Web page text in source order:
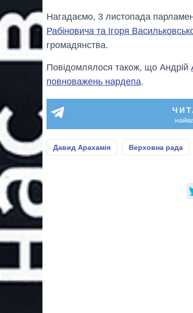
Нагадаємо, 3 листопада
Рабіновича та Ігоря
громадянства.
Повідомлялося також, що Андрій
повноважень нардепа.
Давид Арахамія Верховна рада